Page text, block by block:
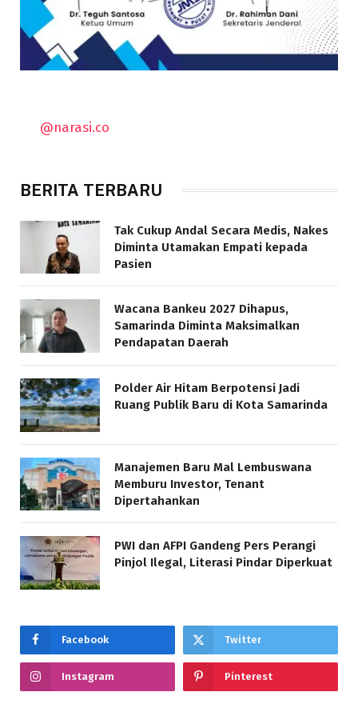
@narasi.co
BERITA TERBARU
Tak Cukup Andal Secara Medis, Nakes
Diminta Utamakan Empati kepada
Pasien
Wacana Bankeu 2027 Dihapus,
Samarinda Diminta Maksimalkan
Pendapatan Daerah
Polder Air Hitam Berpotensi Jadi
Ruang Publik Baru di Kota Samarinda
Manajemen Baru Mal Lembuswana
Memburu Investor, Tenant
Dipertahankan
PWI dan AFPI Gandeng Pers Perangi
Pinjol Ilegal, Literasi Pindar Diperkuat
Facebook Twitter
Instagram Pinterest